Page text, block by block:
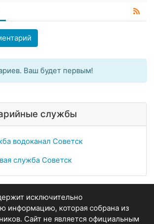
Ваш будет первым!
службы
водоканал Советск
служба Советск
исключительно
информацию, которая собрана из
Сайт не является официальным